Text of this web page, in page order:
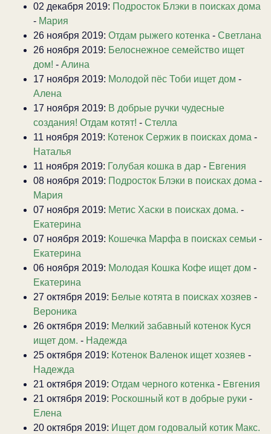
02 декабря 2019: Подросток Блэки в поисках дома
- Мария
26 ноября 2019: Отдам рыжего котенка - Светлана
26 ноября 2019: Белоснежное семейство ищет
дом! - Алина
17 ноября 2019: Молодой пёс Тоби ищет дом -
Алена
17 ноября 2019: В добрые ручки чудесные
создания! Отдам котят! - Стелла
11 ноября 2019: Котенок Сержик в поисках дома -
Наталья
11 ноября 2019: Голубая кошка в дар - Евгения
08 ноября 2019: Подросток Блэки в поисках дома -
Мария
07 ноября 2019: Метис Хаски в поисках дома. -
Екатерина
07 ноября 2019: Кошечка Марфа в поисках семьи -
Екатерина
06 ноября 2019: Молодая Кошка Кофе ищет дом -
Екатерина
27 октября 2019: Белые котята в поисках хозяев -
Вероника
26 октября 2019: Мелкий забавный котенок Куся
ищет дом. - Надежда
25 октября 2019: Котенок Валенок ищет хозяев -
Надежда
21 октября 2019: Отдам черного котенка - Евгения
21 октября 2019: Роскошный кот в добрые руки -
Елена
20 октября 2019: Ищет дом годовалый котик Макс.